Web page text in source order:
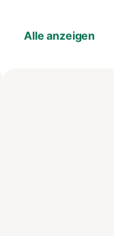
Alle anzeigen